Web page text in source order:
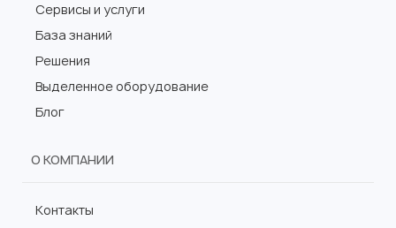
Сервисы и услуги
База знаний
Решения
Выделенное оборудование
Блог
О КОМПАНИИ
Контакты